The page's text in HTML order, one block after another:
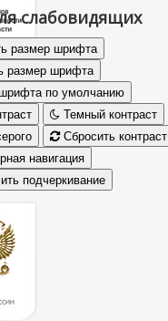
слабовидящих
размер шрифта
размер шрифта
по умолчанию
Темный контраст
Сбросить контраст
навигация
подчеркивание